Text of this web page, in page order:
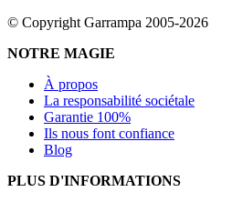
© Copyright Garrampa 2005-2026
NOTRE MAGIE
À propos
La responsabilité sociétale
Garantie 100%
Ils nous font confiance
Blog
PLUS D'INFORMATIONS